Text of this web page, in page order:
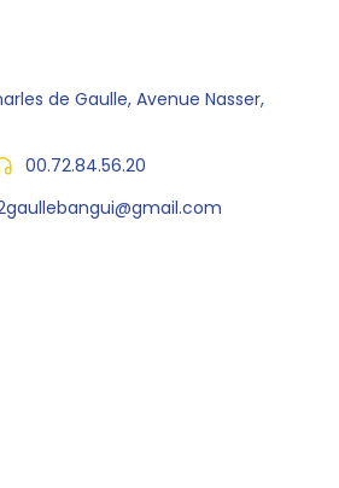
de Gaulle, Avenue Nasser,
00.72.84.56.20